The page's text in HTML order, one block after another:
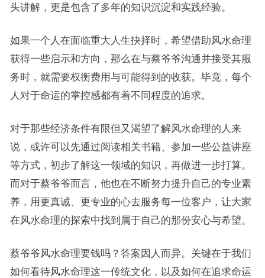
头讲解，更是包含了多年的知识沉淀和实践经验。
如果一个人在面临重大人生抉择时，希望借助风水命理
获得一些启示和方向，那么在与蔡爷爷沟通并接受其服
务时，就需要权衡费用与可能得到的收获。毕竟，每个
人对于命运的掌控感都有着不同程度的追求。
对于那些经济条件有限但又渴望了解风水命理的人来
说，或许可以先通过阅读相关书籍、参加一些公益讲座
等方式，初步了解这一领域的知识，再做进一步打算。
而对于蔡爷爷而言，他也在不断努力提升自己的专业素
养，用更真诚、更专业的心去服务每一位客户，让大家
在风水命理的探索中找到属于自己的那份安心与希望。
蔡爷爷风水命理要钱吗？答案因人而异。关键在于我们
如何看待风水命理这一传统文化，以及如何在追求命运